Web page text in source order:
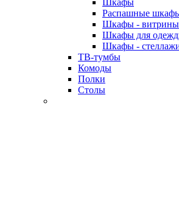
Шкафы
Распашные
Шкафы - витрины
Шкафы для
Шкафы -
ТВ-тумбы
Комоды
Полки
Столы